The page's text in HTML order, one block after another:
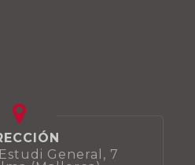
General, 7